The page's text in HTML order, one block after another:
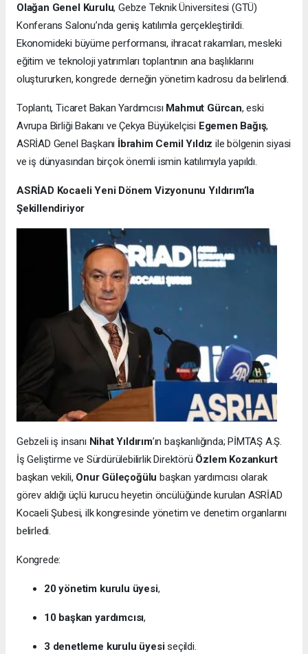
Olağan Genel Kurulu, Gebze Teknik Üniversitesi (GTÜ)
Konferans Salonu’nda geniş katılımla gerçekleştirildi.
Ekonomideki büyüme performansı, ihracat rakamları, mesleki
eğitim ve teknoloji yatırımları toplantının ana başlıklarını
oluştururken, kongrede derneğin yönetim kadrosu da belirlendi.
Toplantı, Ticaret Bakan Yardımcısı Mahmut Gürcan, eski
Avrupa Birliği Bakanı ve Çekya Büyükelçisi Egemen Bağış,
ASRİAD Genel Başkanı İbrahim Cemil Yıldız ile bölgenin siyasi
ve iş dünyasından birçok önemli ismin katılımıyla yapıldı.
ASRİAD Kocaeli Yeni Dönem Vizyonunu Yıldırım’la
Şekillendiriyor
Gebzeli iş insanı Nihat Yıldırım’ın başkanlığında; PİMTAŞ A.Ş.
İş Geliştirme ve Sürdürülebilirlik Direktörü Özlem Kozankurt
başkan vekili, Onur Güleçoğülu başkan yardımcısı olarak
görev aldığı üçlü kurucu heyetin öncülüğünde kurulan ASRİAD
Kocaeli Şubesi, ilk kongresinde yönetim ve denetim organlarını
belirledi.
Kongrede:
20 yönetim kurulu üyesi,
10 başkan yardımcısı,
3 denetleme kurulu üyesiseçildi.